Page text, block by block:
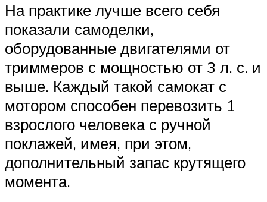
На практике лучше всего себя
показали самоделки,
оборудованные двигателями от
триммеров с мощностью от 3 л. с. и
выше. Каждый такой самокат с
мотором способен перевозить 1
взрослого человека с ручной
поклажей, имея, при этом,
дополнительный запас крутящего
момента.